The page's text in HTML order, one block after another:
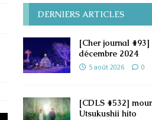
DERNIERS ARTICLES
[Cher journal
décembre 2024
5 août 2026 0
[CDLS #532]
Utsukushii hito